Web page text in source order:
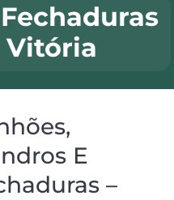
Vitória
E
–